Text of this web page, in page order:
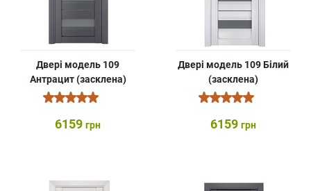
Двері модель 109
Антрацит (засклена)
6159 грн
Двері модель 109 Білий
(засклена)
6159 грн